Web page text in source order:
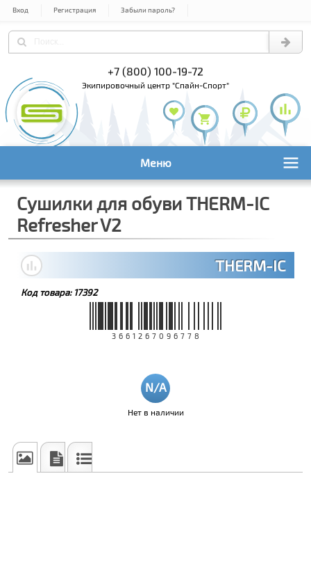
Вход Регистрация Забыли пароль?
+7 (800) 100-19-72
экипировочный центр "Спайн-Спорт"
Меню
Сушилки для обуви THERM-IC
Refresher V2
THERM-IC
Код товара: 17392
3661267096778
Нет в наличии